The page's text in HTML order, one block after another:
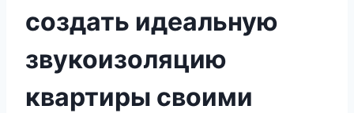
создать идеальную
звукоизоляцию
квартиры своими